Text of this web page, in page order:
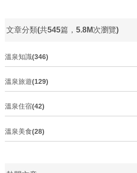
文章分類(共545篇，5.8M次瀏覽)
溫泉知識(346)
溫泉旅遊(129)
溫泉住宿(42)
溫泉美食(28)